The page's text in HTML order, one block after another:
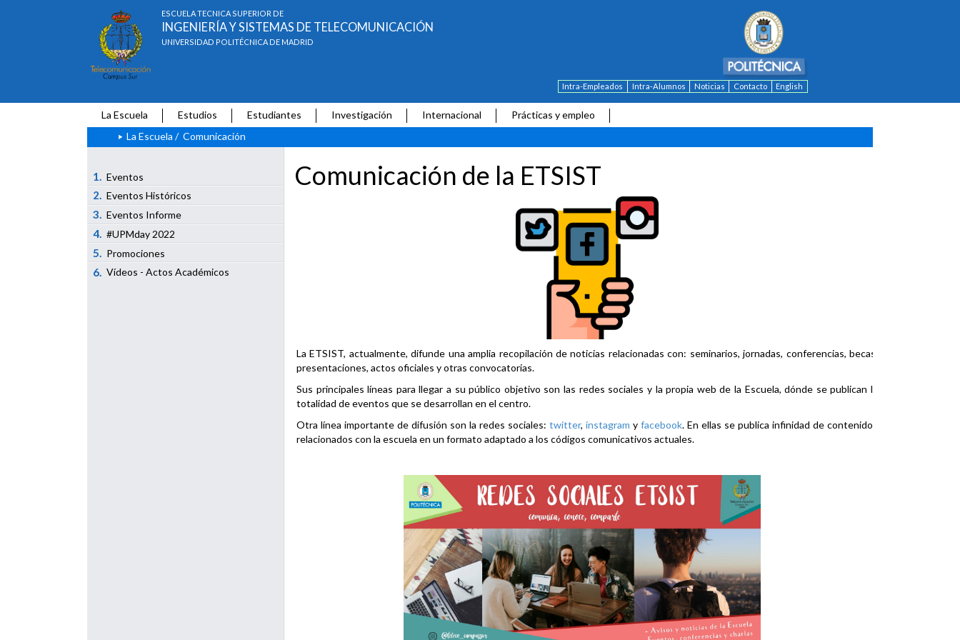
ESCUELA TÉCNICA SUPERIOR DE
INGENIERÍA Y SISTEMAS DE TELECOMUNICACIÓN
UNIVERSIDAD POLITÉCNICA DE MADRID
Intra-Empleados Intra-Alumnos Noticias Contacto English
La Escuela Estudios Estudiantes Investigación Internacional
Prácticas y empleo
La Escuela / Comunicación
1. Eventos
2. Eventos Históricos
3. Eventos Informe
4. #UPMday 2022
5. Promociones
6. Vídeos - Actos Académicos
Comunicación de la ETSIST
La ETSIST, actualmente, difunde una amplia recopilación de noticias relacionadas con: seminarios, jornadas, conferencias, becas,
presentaciones, actos oficiales y otras convocatorias.
Sus principales líneas para llegar a su público objetivo son las redes sociales y la propia web de la Escuela, dónde se publican la
totalidad de eventos que se desarrollan en el centro.
Otra línea importante de difusión son la redes sociales: twitter, instagram y facebook. En ellas se publica infinidad de contenidos
relacionados con la escuela en un formato adaptado a los códigos comunicativos actuales.